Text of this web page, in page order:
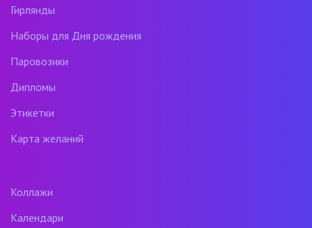
Гирлянды
Наборы для Дня рождения
Паровозики
Дипломы
Этикетки
Карта желаний
Коллажи
Календари